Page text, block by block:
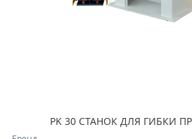
PK 30 СТАНОК ДЛЯ ГИБКИ